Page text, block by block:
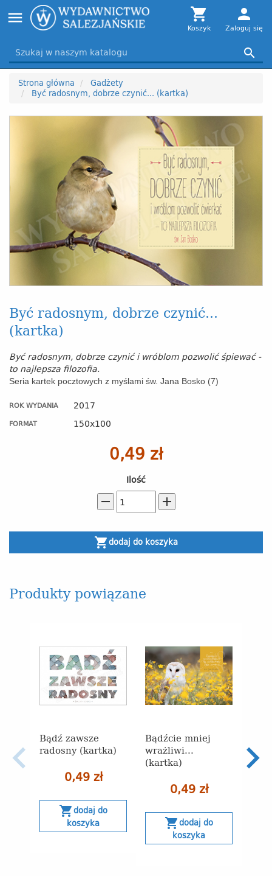
navigation
menu 
Koszyk
person
Zaloguj się

Strona główna
Gadżety
Być radosnym, dobrze czynić... (kartka)
Być radosnym, dobrze czynić...
(kartka)
Być radosnym, dobrze czynić i wróblom pozwolić śpiewać -
to najlepsza filozofia.
Seria kartek pocztowych z myślami św. Jana Bosko (7)
ROK WYDANIA 2017
FORMAT 150x100
0,49 zł
Ilość
remove add
shopping_cartdodaj do koszyka
Produkty powiązane
Bądź zawsze
radosny (kartka)
0,49 zł
shopping_cartdodaj do
koszyka
Bądźcie mniej
wrażliwi...
(kartka)
0,49 zł
shopping_cartdodaj do
koszyka